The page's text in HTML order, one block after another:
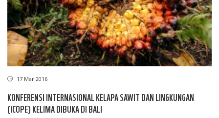
17 Mar 2016
KONFERENSI INTERNASIONAL KELAPA SAWIT DAN LINGKUNGAN
(ICOPE) KELIMA DIBUKA DI BALI